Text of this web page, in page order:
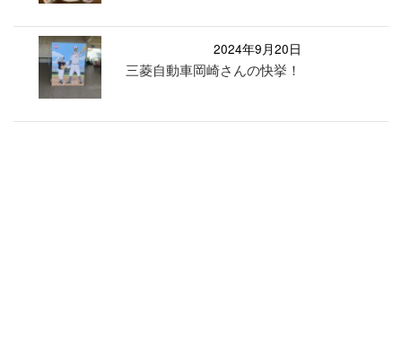
2024年9月20日
三菱自動車岡崎さんの快挙！